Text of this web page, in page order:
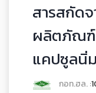
สารสกัด
ผลิตภัณฑ์
แคปซูลนิ่ม
กอท.ฮล. :